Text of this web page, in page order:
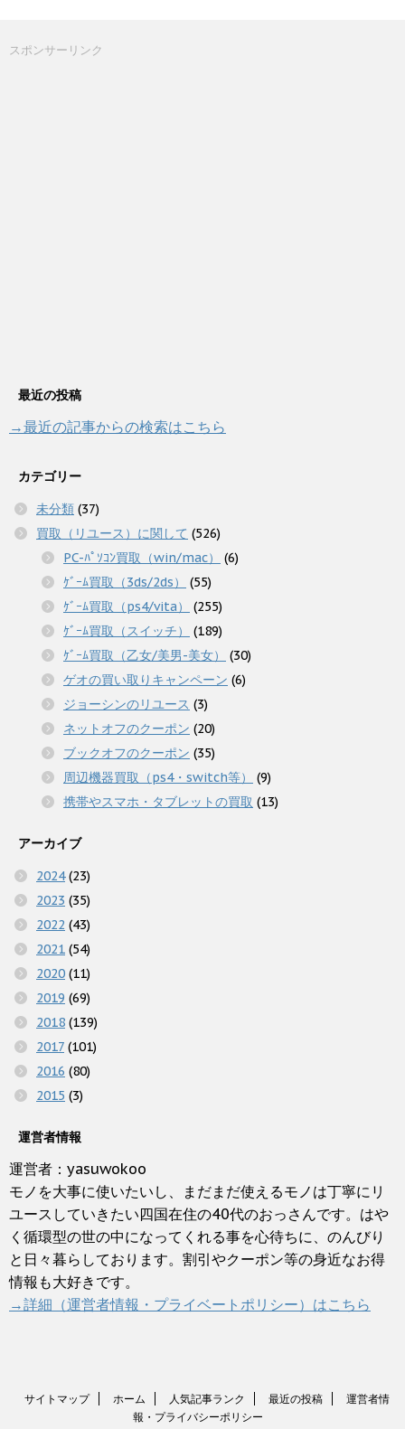
スポンサーリンク
最近の投稿
→最近の記事からの検索はこちら
カテゴリー
未分類 (37)
買取（リユース）に関して (526)
PC-ﾊﾟｿｺﾝ買取（win/mac）
(6)
ｹﾞｰﾑ買取（3ds/2ds）
(55)
ｹﾞｰﾑ買取（ps4/vita）
(255)
ｹﾞｰﾑ買取（スイッチ）
(189)
ｹﾞｰﾑ買取（乙女/美男-美女）
(30)
ゲオの買い取りキャンペーン (6)
ジョーシンのリユース (3)
ネットオフのクーポン (20)
ブックオフのクーポン (35)
周辺機器買取（ps4・switch等）
(9)
携帯やスマホ・タブレットの買取 (13)
アーカイブ
2024(23)
2023 (35)
2022 (43)
2021 (54)
2020 (11)
2019 (69)
2018 (139)
2017 (101)
2016 (80)
2015 (3)
運営者情報
運営者：yasuwokoo
モノを大事に使いたいし、まだまだ使えるモノは丁寧にリ
ユースしていきたい四国在住の40代のおっさんです。はや
く循環型の世の中になってくれる事を心待ちに、のんびり
と日々暮らしております。割引やクーポン等の身近なお得
情報も大好きです。
→詳細（運営者情報・プライベートポリシー）はこちら
サイトマップ ホーム 人気記事ランク 最近の投稿
運営者情
報・プライバシーポリシー